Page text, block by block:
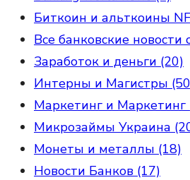
Биткоин и альткоины
Все банковские новости
Заработок и деньги (20)
Интерны и Магистры
Маркетинг и Маркетинг
Микрозаймы Украина
Монеты и металлы (18)
Новости Банков (17)